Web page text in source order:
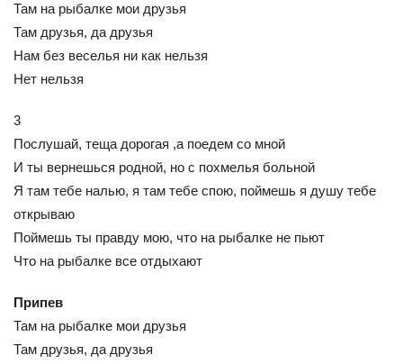
Там на рыбалке мои друзья
Там друзья, да друзья
Нам без веселья ни как нельзя
Нет нельзя
3
Послушай, теща дорогая ,а поедем со мной
И ты вернешься родной, но с похмелья больной
Я там тебе налью, я там тебе спою, поймешь я душу тебе
открываю
Поймешь ты правду мою, что на рыбалке не пьют
Что на рыбалке все отдыхают
Припев
Там на рыбалке мои друзья
Там друзья, да друзья